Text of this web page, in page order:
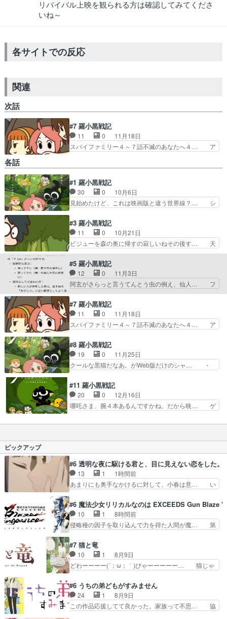
リバイバル上映を観られる方は確認してみてくださ
いね～
各サイトでの反応
関連
次話
#7 羅小黒戦記
11 0
11月18日
スパイファミリー４～７話不滅のあなたへ４… ア
更新しました!!宜しければ、是非… あと設定追い
かけたいんだけど、どこから追… アーミヤドクタ
ーリー先生アーワイフーアク… 大好きなイベント
（ゲムショ？コスプレイヤ… モザイク多めで爆笑
した。シャオヘイが見て… まー、版権とかの問題
もあるし、かなり前だ…
各話
#1 羅小黒戦記
30 0
10月6日
見始めたけど、これは映画版と違う世界線？… シ
がひたすらかわいかった！！あと小皇と… 劇場版
と違ってなんともゆるゆるな世界。出… とにかく
かわいいアニメだった！小白いい子… エンディン
グのAimerさんの曲始まった… webアニメ版、待
レビで、日本語で見… 日本で日本のテレビで日本
語で見れるのやば… ﾍｲｼｮほんとに可愛い。マンシ
ョンから落…
#3 羅小黒戦記
11 0
10月21日
ビジューを森の奥に帰すの寂しいねその後す… 天
気予報がまさかの訪問式wビデューとのお… 清凝
との出会い、火借岩、誰もいない藍渓鎮… ブログ
を更新しました!!宜しければ、是非… らんけいち
ん、ろうくん、げんり、ちんにん… 藍渓鎮の寂し
く静かな、美しい街並み昔は賑… 小白ちゃんアゲ
までシャオヘイ… 天明珠関係でシャオヘイが追わ
れてた意外な… 「今期の新番」アニメの話か
な…？と思った…
#5 羅小黒戦記
12 0
11月3日
阿玄がさらっと言うてんとう虫の例え、仙人… フ
ェンモーの情緒よw小さくなったシャオヘ… ブロ
グを更新しました!!宜しければ、是非… （阿根・
玄离回でもある）粉末ちゃんは何度… (Cat.14-16
話)殺伐としたはじま… 可愛い絵柄だけど、テー
マはけっこう重く命… 重いお話だったけど所々で
う価値観は、こ… めちゃ良かった〜小さくなるの
はオタクの夢… このあたりから本国版で観れなく
てまっさら…
#7 羅小黒戦記
11 0
11月18日
スパイファミリー４～７話不滅のあなたへ４… ア
かボーッと見てたら結構話についていけ… 妖精会
館のあれこれが凄かったし妖精達の争… ブログを
更新しました!!宜しければ、是非… あと設定追い
かけたいんだけど、どこから追… アーミヤドクタ
（ゲムショ？コスプレイヤ… モザイク多めで爆笑
した。シャオヘイが見て… まー、版権とかの問題
もあるし、かなり前だ…
#8 羅小黒戦記
19 0
11月25日
クールな黒猫だなあ。がWeb版だけのシャ… ・
ムイベントのくだり面白いし、例の精霊… 使われ
てないし、妖精もいない元々あったの… WEB版
は40話までビリビリで1回しか視… 大怪獣空中決
戦』をギャオス捕獲作戦の場面… アゲン達の脱出
#11 羅小黒戦記
20 0
12月16日
哪吒さま、腕４本あるんですかね。だから映… ゲ
が来てシャオヘイへの新たな任務確認。… 妖精が
「師匠の相棒になれる」というシャオ… これは何
がちょいちょいこっちに語りかけ… ブログを更新
しました!!宜しければ、是非… 翻訳おっかけして
た頃はゲーム編観れてない… ゲームの説明よく分
かんなくてシャオヘイと…
ピックアップ
#6 透明な夜に駆ける君と、目に見えない恋をした。
13 1
1時間前
あまりにも奥手なかけるに対して、小春は意… い
た、最高の神回。Ａパートは明らかに両… さら
に、もんじゃ店での小春を除く3人の楽… 軽くネ
タバレ読んだが、最終話までに何度が… パンツが
見えそで見えないけしからん描写か… なんだこの
ましいシチュエーションじゃあ… 第６話をU-
NEXTで視聴しました。視聴… 冗談だったはずの
事が冗談でなくなる瞬間。…
#6 魔法少女リリカルなのは EXCEEDS Gun Blaze
10 1
8時間前
侵略種の因子を取り込んで力を得た人間が魔… 第
物語の重要な前提部分なんだけど…… 悪党ながら
エイジくんとマナちゃん二人が出… 意外といい年
なんやねマナに常識は通じない… Aパートでは敵
キャラのマナとエイジの馴れ… エイジ：マナに歪
在を突きつける前半から… 魔人狩り一同が宿敵と
狙う魔人化薬の製造者… 快楽主義の女と自暴自棄
の男の組み合わせは…
#7 猫と竜
10 1
8月9日
どわーーーー(´；ω；｀)びゃーーーーー… 猫じゃ
んが久しぶりに森へ帰ってきた！！… おだやかに
ママにゃんが帰ってきた。この作… ママにゃんが
学校が休みになるので、久しぶ… ママニャン回で
キター！と喜んでたからの大… ママにゃん久しぶ
#6 うちの弟どもがすみません
24 1
8月9日
この作品応援してて良かった。家族って不思… 協